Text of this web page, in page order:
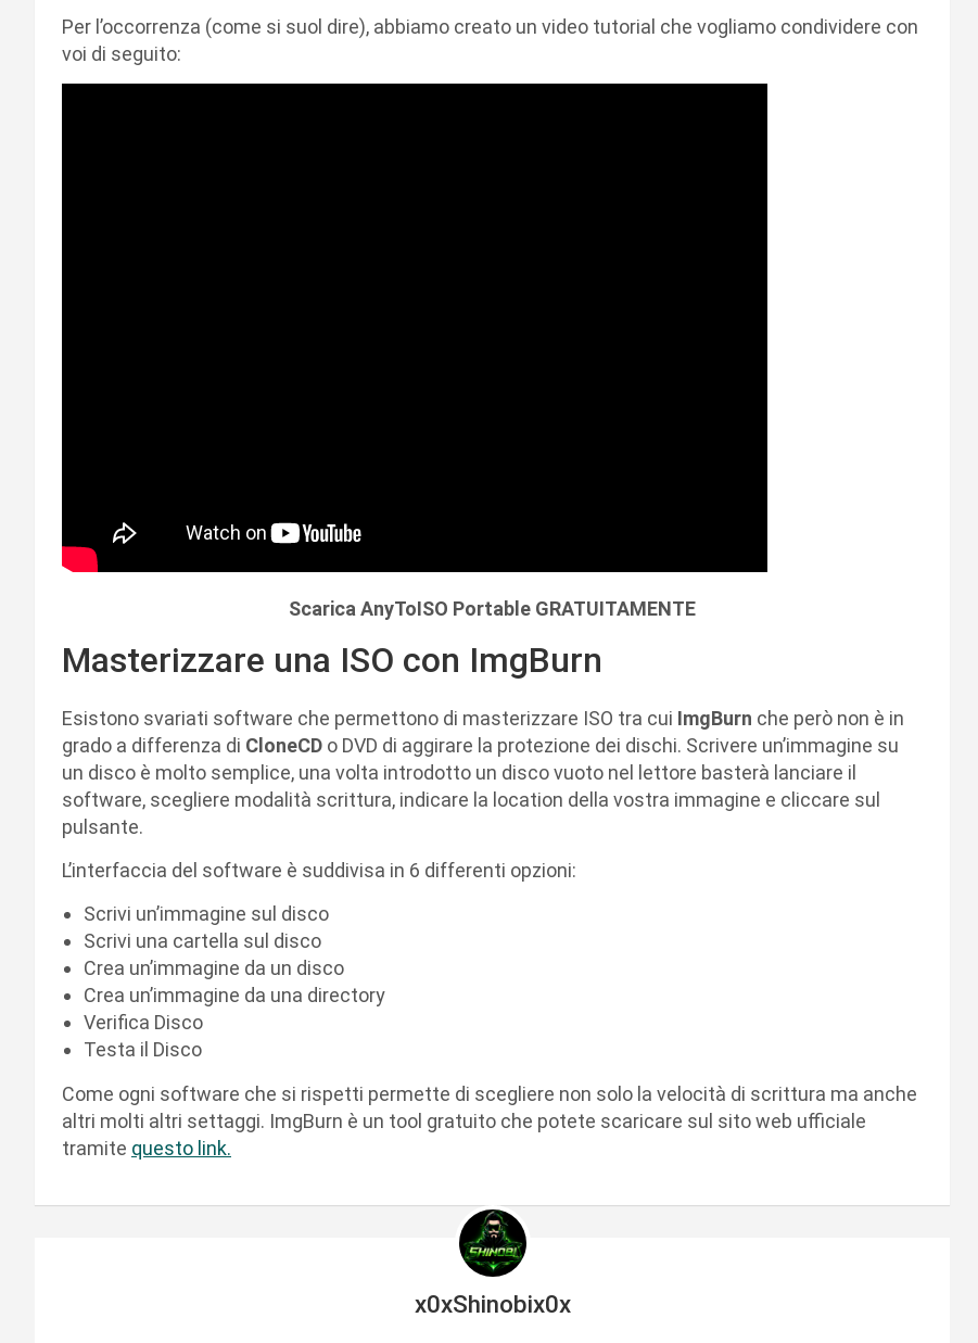
Per l’occorrenza (come si suol dire), abbiamo creato un video tutorial che vogliamo condividere con
voi di seguito:
Scarica AnyToISO Portable GRATUITAMENTE
Masterizzare una ISO con ImgBurn
Esistono svariati software che permettono di masterizzare ISO tra cui ImgBurn che però non è in
grado a differenza di CloneCD o DVD di aggirare la protezione dei dischi. Scrivere un’immagine su
un disco è molto semplice, una volta introdotto un disco vuoto nel lettore basterà lanciare il
software, scegliere modalità scrittura, indicare la location della vostra immagine e cliccare sul
pulsante.
L’interfaccia del software è suddivisa in 6 differenti opzioni:
Scrivi un’immagine sul disco
Scrivi una cartella sul disco
Crea un’immagine da un disco
Crea un’immagine da una directory
Verifica Disco
Testa il Disco
Come ogni software che si rispetti permette di scegliere non solo la velocità di scrittura ma anche
altri molti altri settaggi. ImgBurn è un tool gratuito che potete scaricare sul sito web ufficiale
tramite questo link.
x0xShinobix0x